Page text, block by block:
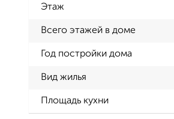
Этаж
Всего этажей в доме
Год постройки дома
Вид жилья
Площадь кухни